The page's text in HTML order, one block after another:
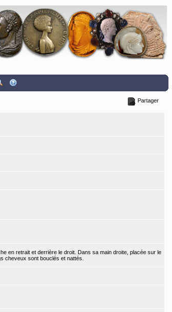
Partager
en retrait et derrière le droit. Dans sa main droite, placée sur le
cheveux sont bouclés et nattés.